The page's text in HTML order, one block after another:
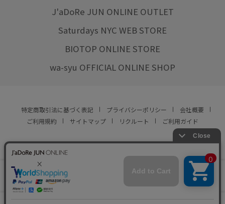
J'aDoRe JUN ONLINE OUTLET
Saturdays NYC WEB STORE
BIOTOP ONLINE STORE
wa-syu OFFICIAL ONLINE SHOP
特定商取引法に基づく表記 プライバシーポリシー
会社概要
ご利用規約
サイトマップ リクルート ご利用ガイド
© JUN CO.,LTD. ALL RIGHTS RESERVED.
店舗在庫
をみる
この商品は現在販売しておりません